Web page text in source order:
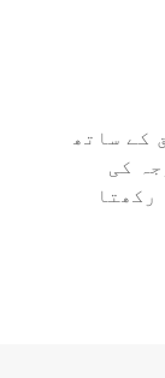
کے ساتھ
کی